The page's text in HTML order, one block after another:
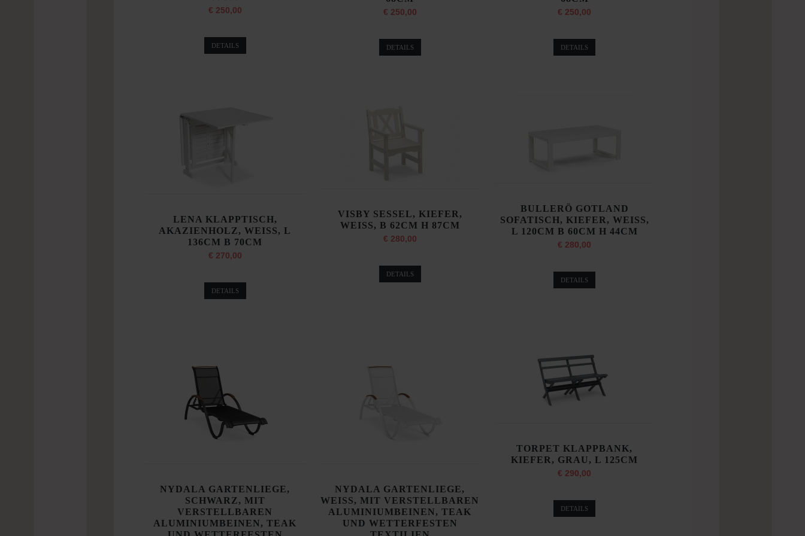
€ 250,00
DETAILS
€ 250,00
DETAILS
€ 250,00
DETAILS
LENA KLAPPTISCH,
AKAZIENHOLZ, WEISS, L
136CM B 70CM
€ 270,00
DETAILS
VISBY SESSEL, KIEFER,
WEISS, B 62CM H 87CM
€ 280,00
DETAILS
BULLERÖ GOTLAND
SOFATISCH, KIEFER, WEISS,
L 120CM B 60CM H 44CM
€ 280,00
DETAILS
NYDALA GARTENLIEGE,
SCHWARZ, MIT
VERSTELLBAREN
ALUMINIUMBEINEN, TEAK
NYDALA GARTENLIEGE,
WEISS, MIT VERSTELLBAREN
ALUMINIUMBEINEN, TEAK
UND WETTERFESTEN
TORPET KLAPPBANK,
KIEFER, GRAU, L 125CM
€ 290,00
DETAILS